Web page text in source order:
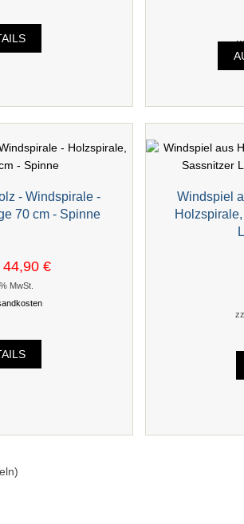
- Windspirale -
70 cm - Spinne
44,90 €
MwSt.
Windspiel